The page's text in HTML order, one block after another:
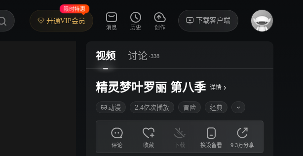
开通VIP会员
限时特惠
消息 历史 创作
下载客户端
视频 讨论 ·338
精灵梦叶罗丽 第八季 详情 ›
动漫 2.4亿次播放 冒险 经典
评论 收藏 下载 换设备看 9.3万分享